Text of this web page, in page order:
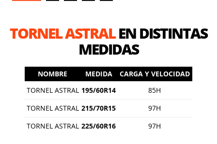
TORNEL ASTRALEN DISTINTAS
MEDIDAS
NOMBRE MEDIDA
CARGA Y VELOCIDAD
TORNEL ASTRAL 195/60R14
85H
TORNEL ASTRAL 215/70R15
97H
TORNEL ASTRAL 225/60R16 97H